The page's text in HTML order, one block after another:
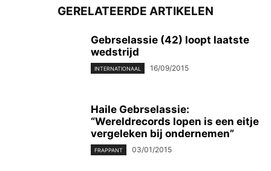
GERELATEERDE ARTIKELEN
Gebrselassie (42) loopt laatste
wedstrijd
INTERNATIONAAL 16/09/2015
Haile Gebrselassie:
“Wereldrecords lopen is een eitje
vergeleken bij ondernemen”
FRAPPANT 03/01/2015